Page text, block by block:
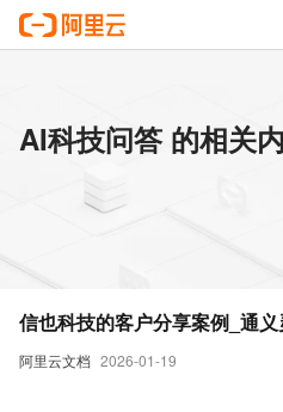
AI科技问答 的相关
阿里云文档 2026-01-19
信也科技的客户分享案例_通